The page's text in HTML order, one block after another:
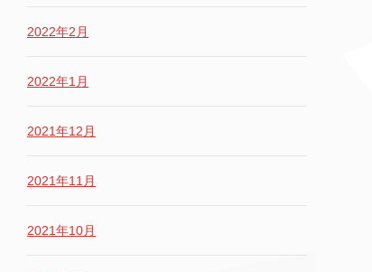
2022年2月
2022年1月
2021年12月
2021年11月
2021年10月